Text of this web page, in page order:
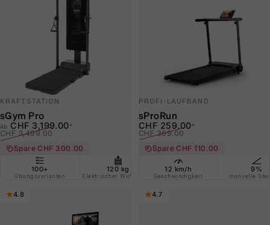
KRAFTSTATION
sGym Pro
Verkaufspreis
Ab CHF 3,199.00*
Normaler Preis
CHF 3,499.00
Spare CHF 300.00
100+
Übungsvarianten
120 kg
Elektrischer Widerstand
Nur 2 m²
Stellfläche benötigt
21"
mit
PROFI-LAUFBAND
sProRun
Verkaufspreis
CHF 259.00*
Normaler Preis
CHF 369.00
Spare CHF 110.00
12 km/h
Geschwindigkeit
9%
manuelle
4.8 4.7